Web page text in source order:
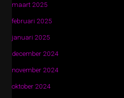
maart 2025
februari 2025
januari 2025
december 2024
november 2024
oktober 2024